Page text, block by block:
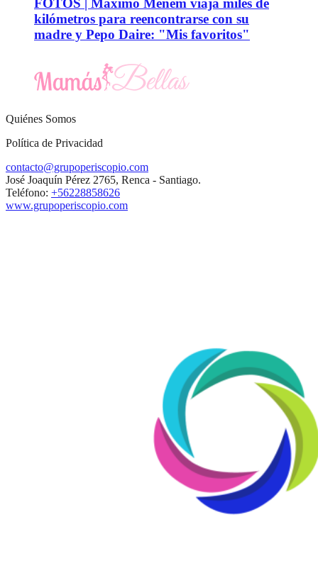
FOTOS | Máximo Menem viaja miles de
kilómetros para reencontrarse con su
madre y Pepo Daire: "Mis favoritos"
Quiénes Somos
Política de Privacidad
contacto@grupoperiscopio.com
José Joaquín Pérez 2765, Renca - Santiago.
Teléfono: +56228858626
www.grupoperiscopio.com